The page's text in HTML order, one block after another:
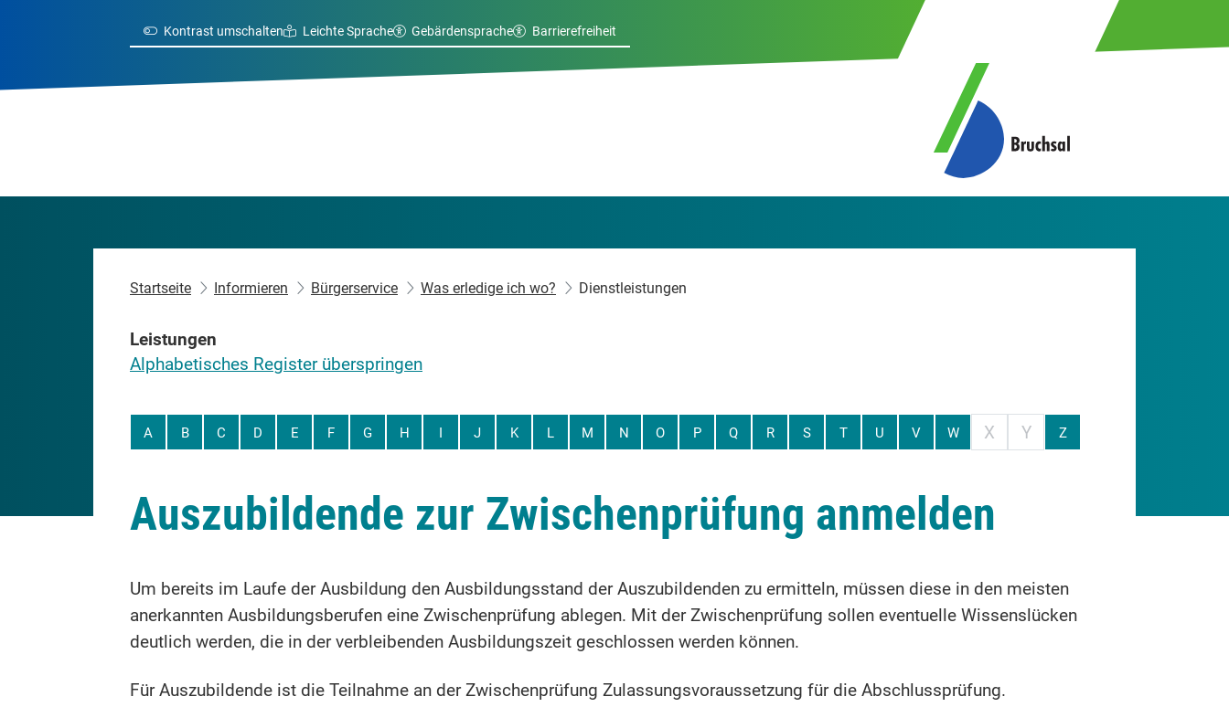
Kontrast umschalten Leichte Sprache Gebärdensprache Barrierefreiheit
Startseite Informieren Bürgerservice Was erledige ich wo? Dienstleistungen
Leistungen
Alphabetisches Register überspringen
A B C D E F G H I J K L M N O P Q R S T U V W X Y Z
Auszubildende zur Zwischenprüfung anmelden
Um bereits im Laufe der Ausbildung den Ausbildungsstand der Auszubildenden zu ermitteln, müssen diese in den meisten
anerkannten Ausbildungsberufen eine Zwischenprüfung ablegen. Mit der Zwischenprüfung sollen eventuelle Wissenslücken
deutlich werden, die in der verbleibenden Ausbildungszeit geschlossen werden können.
Für Auszubildende ist die Teilnahme an der Zwischenprüfung Zulassungsvoraussetzung für die Abschlussprüfung.